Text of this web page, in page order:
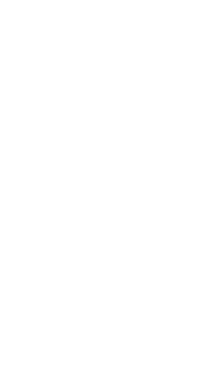
dépensent (dans le
Nous leur avons attribué,
ceux-là, la bonne
وذرياتهم والملايكة
وَأَزْوَٰجِهِمْ وَذُرِّيَّـٰتِهِمْ